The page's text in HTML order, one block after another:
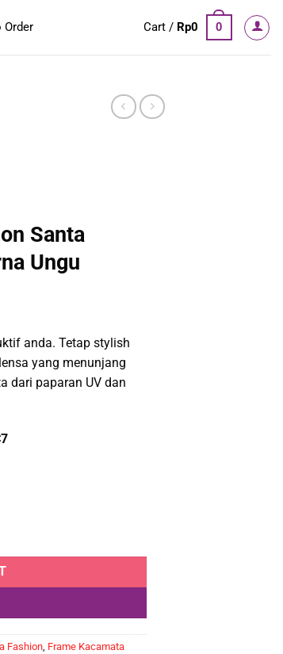
Order Cart / Rp0 0
Santa
Ungu
anda. Tetap stylish
yang menunjang
dari paparan UV dan
106 Warna Ungu quantity
Fashion, Frame Kacamata